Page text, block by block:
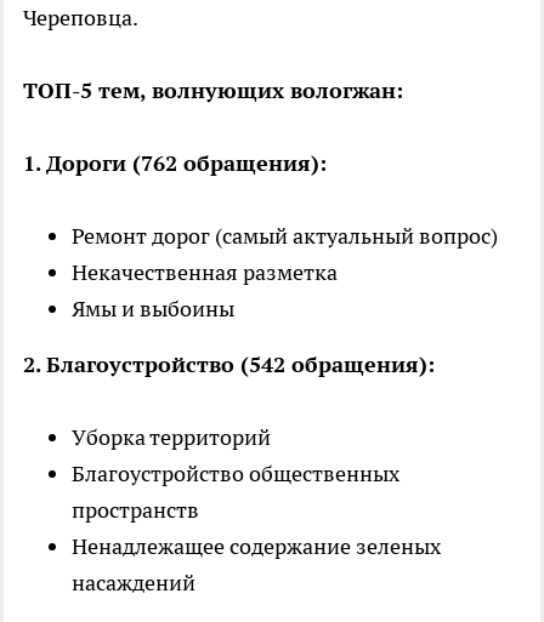
Череповца.
ТОП-5 тем, волнующих вологжан:
1. Дороги (762 обращения):
Ремонт дорог (самый актуальный вопрос)
Некачественная разметка
Ямы и выбоины
2. Благоустройство (542 обращения):
Уборка территорий
Благоустройство общественных
пространств
Ненадлежащее содержание зеленых
насаждений